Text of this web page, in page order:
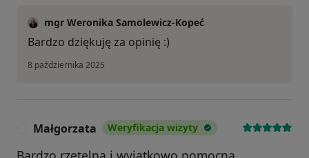
mgr Weronika Samolewicz-Kopeć
Bardzo dziękuję za opinię :)
8 października 2025
Małgorzata Weryfikacja wizyty